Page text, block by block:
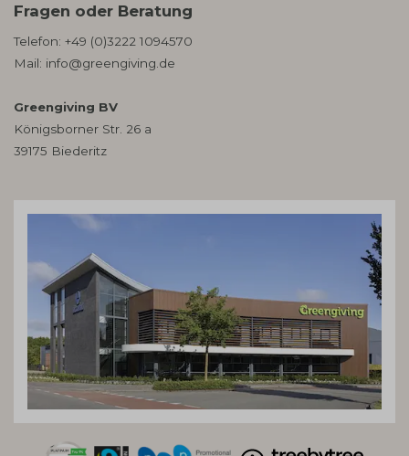
Fragen oder Beratung
Telefon: +49 (0)3222 1094570
Mail: info@greengiving.de
Greengiving BV
Königsborner Str. 26 a
39175 Biederitz